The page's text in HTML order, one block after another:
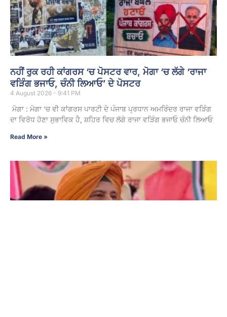
ਨਹੀਂ ਰੁਕ ਰਹੀ ਕਾਂਗਰਸ ‘ਚ ਪੋਸਟਰ ਵਾਰ, ਮੋਗਾ ‘ਚ ਲੱਗੇ ‘ਰਾਜਾ
ਵੜਿੰਗ ਭਜਾਓ, ਚੰਨੀ ਲਿਆਓ’ ਦੇ ਪੋਸਟਰ
4 August 2026 - 9:41 PM
ਮੋਗਾ : ਮੋਗਾ ‘ਚ ਵੀ ਕਾਂਗਰਸ ਪਾਰਟੀ ਦੇ ਪੰਜਾਬ ਪ੍ਰਧਾਨ ਅਮਰਿੰਦਰ ਰਾਜਾ ਵੜਿੰਗ
ਦਾ ਵਿਰੋਧ ਹੋਣਾ ਸੁਭਾਵਿਕ ਹੈ, ਸ਼ਹਿਰ ਵਿਚ ਲੱਗੇ ਰਾਜਾ ਵੜਿੰਗ ਭਜਾਓ ਚੰਨੀ ਲਿਆਓ
Read More »